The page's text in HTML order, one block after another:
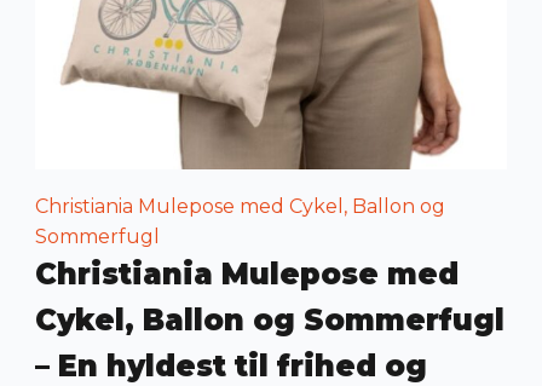
Christiania Mulepose med Cykel, Ballon og
Sommerfugl
Christiania Mulepose med
Cykel, Ballon og Sommerfugl
– En hyldest til frihed og